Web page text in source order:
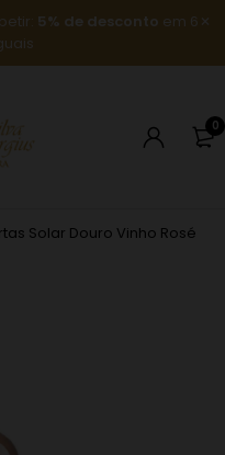
5% de desconto em 6
0
Solar Douro Vinho Rosé